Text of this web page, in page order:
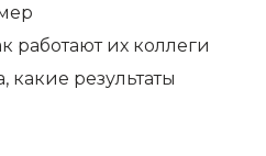
работают их коллеги
результаты